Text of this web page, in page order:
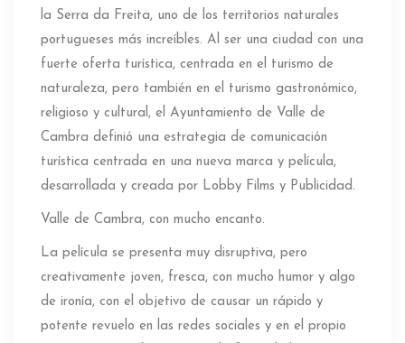
la Serra da Freita, uno de los territorios naturales
portugueses más increíbles. Al ser una ciudad con una
fuerte oferta turística, centrada en el turismo de
naturaleza, pero también en el turismo gastronómico,
religioso y cultural, el Ayuntamiento de Valle de
Cambra definió una estrategia de comunicación
turística centrada en una nueva marca y película,
desarrollada y creada por Lobby Films y Publicidad.
Valle de Cambra, con mucho encanto.
La película se presenta muy disruptiva, pero
creativamente joven, fresca, con mucho humor y algo
de ironía, con el objetivo de causar un rápido y
potente revuelo en las redes sociales y en el propio